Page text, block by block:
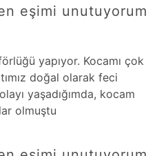
eşimi unutuyorum
yapıyor. Kocamı çok
doğal olarak feci
yaşadığımda, kocam
olmuştu